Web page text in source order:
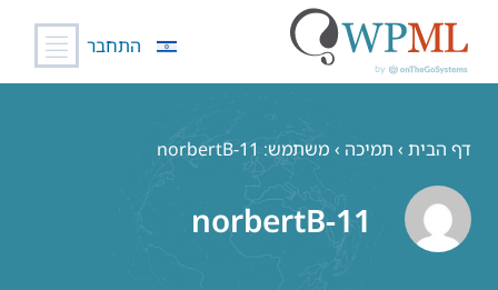
התחבר
דף הבית › תמיכה › משתמש: norbertB-11
norbertB-11